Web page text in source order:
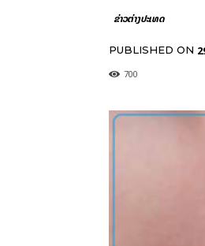
ຂ່າວຕ່າງປະເທດ
PUBLISHED ON
700